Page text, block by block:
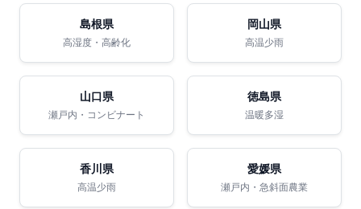
島根県
高湿度・高齢化
岡山県
高温少雨
山口県
瀬戸内・コンビナート
徳島県
温暖多湿
香川県
高温少雨
愛媛県
瀬戸内・急斜面農業